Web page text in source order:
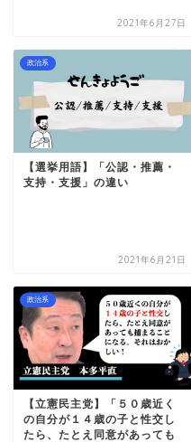
2021年6月27日
政治系
【選挙用語】「公認・推薦・
支持・支援」の違い
2021年6月21日
政治系
【立憲民主党】「５０歳近く
の自分が１４歳の子と性交し
たら、たとえ同意があっても